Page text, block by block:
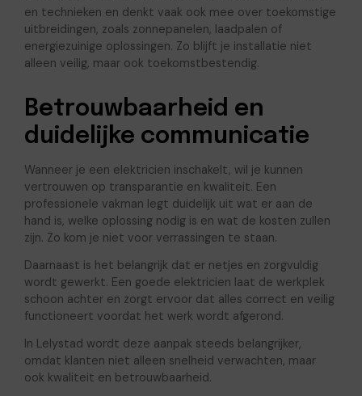
en technieken en denkt vaak ook mee over toekomstige
uitbreidingen, zoals zonnepanelen, laadpalen of
energiezuinige oplossingen. Zo blijft je installatie niet
alleen veilig, maar ook toekomstbestendig.
Betrouwbaarheid en
duidelijke communicatie
Wanneer je een elektricien inschakelt, wil je kunnen
vertrouwen op transparantie en kwaliteit. Een
professionele vakman legt duidelijk uit wat er aan de
hand is, welke oplossing nodig is en wat de kosten zullen
zijn. Zo kom je niet voor verrassingen te staan.
Daarnaast is het belangrijk dat er netjes en zorgvuldig
wordt gewerkt. Een goede elektricien laat de werkplek
schoon achter en zorgt ervoor dat alles correct en veilig
functioneert voordat het werk wordt afgerond.
In Lelystad wordt deze aanpak steeds belangrijker,
omdat klanten niet alleen snelheid verwachten, maar
ook kwaliteit en betrouwbaarheid.